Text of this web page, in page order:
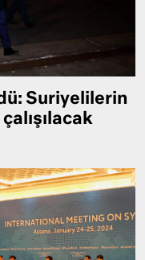
Suriyelilerin